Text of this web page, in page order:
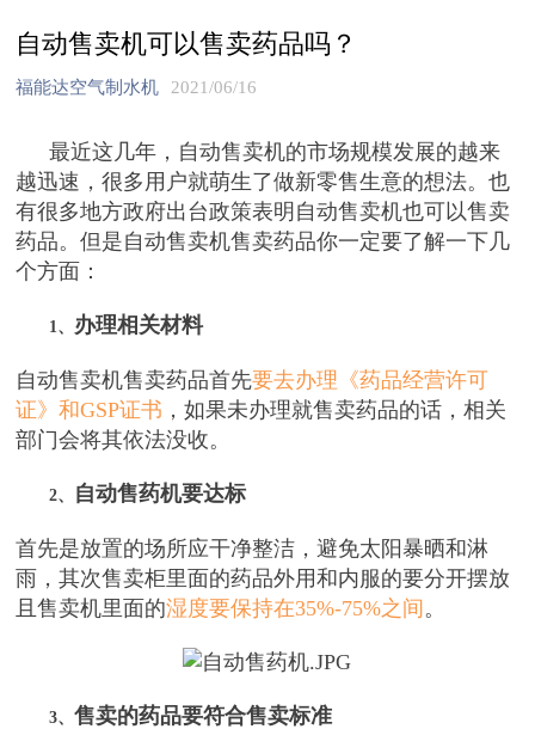
自动售卖机可以售卖药品吗？
福能达空气制水机 2021/06/16
最近这几年，自动售卖机的市场规模发展的越来
越迅速，很多用户就萌生了做新零售生意的想法。也
有很多地方政府出台政策表明自动售卖机也可以售卖
药品。但是自动售卖机售卖药品你一定要了解一下几
个方面：
1、 办理相关材料
自动售卖机售卖药品首先要去办理《药品经营许可
证》和GSP证书 ，如果未办理就售卖药品的话，相关
部门会将其依法没收。
2、 自动售药机要达标
首先是放置的场所应干净整洁，避免太阳暴晒和淋
雨，其次售卖柜里面的药品外用和内服的要分开摆放
且售卖机里面的湿度要保持在35%-75%之间 。
3、售卖的药品要符合售卖标准